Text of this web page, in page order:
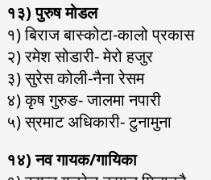
१३) पुरुष मोडल
१) बिराज बास्कोटा-कालो प्रकास
२) रमेश सोडारी- मेरो हजुर
३) सुरेस कोली-नैना रेसम
४) कृष गुरुङ- जालमा नपारी
५) स्रमाट अधिकारी- टुनामुना
१४) नव गायक/गायिका